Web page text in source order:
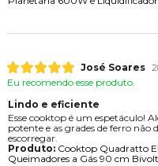
José Soares
Eu recomendo esse produto.
Lindo e eficiente
Esse cooktop é um espetáculo!
potente e as grades de ferro não
escorregar.
Produto:Cooktop Quadratto
Queimadores a Gás 90 cm Bivolt